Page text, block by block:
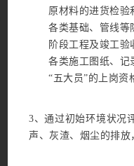
原材料的进货检验
各类基础、管线等
阶段工程及竣工验
各类施工图纸、记
“五大员”的上岗资
3、通过初始环境状况
声、灰渣、烟尘的排放